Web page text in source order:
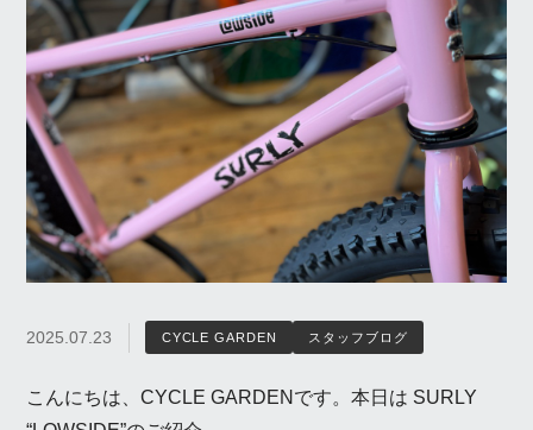
2025.07.23 CYCLE GARDEN スタッフブログ
こんにちは、CYCLE GARDENです。本日は SURLY